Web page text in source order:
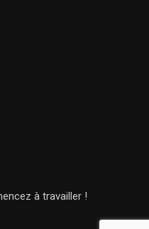
à travailler !